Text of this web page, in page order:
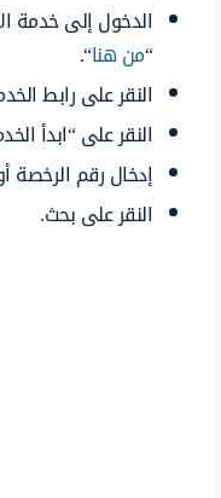
الدخول إلى خدمة
“من هنا“.
النقر على رابط
النقر على “ابدأ
إدخال رقم الرخصة
النقر على بحث.